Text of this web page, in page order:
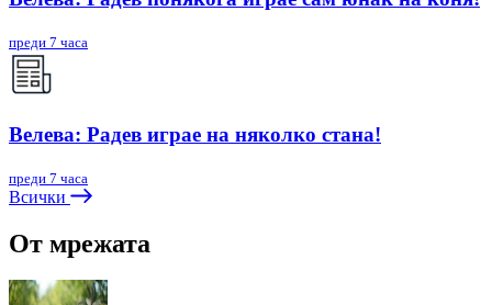
преди 7 часа
Велева: Радев играе на няколко стана!
преди 7 часа
Всички
От мрежата